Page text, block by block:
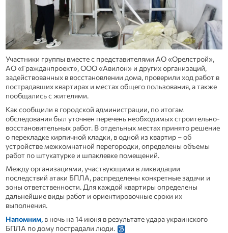
Участники группы вместе с представителями АО «Орелстрой»,
АО «Гражданпроект», ООО «Авилон» и других организаций,
задействованных в восстановлении дома, проверили ход работ в
пострадавших квартирах и местах общего пользования, а также
пообщались с жителями.
Как сообщили в городской администрации, по итогам
обследования был уточнен перечень необходимых строительно-
восстановительных работ. В отдельных местах принято решение
о перекладке кирпичной кладки, в одной из квартир – об
устройстве межкомнатной перегородки, определены объемы
работ по штукатурке и шпаклевке помещений.
Между организациями, участвующими в ликвидации
последствий атаки БПЛА, распределены конкретные задачи и
зоны ответственности. Для каждой квартиры определены
дальнейшие виды работ и ориентировочные сроки их
выполнения.
Напомним,в ночь на 14 июня в результате удара украинского
БПЛА по дому пострадали люди.